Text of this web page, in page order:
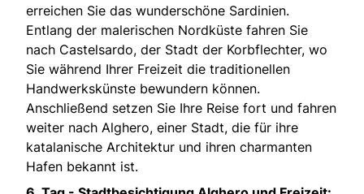
erreichen Sie das wunderschöne Sardinien.
Entlang der malerischen Nordküste fahren Sie
nach Castelsardo, der Stadt der Korbflechter, wo
Sie während Ihrer Freizeit die traditionellen
Handwerkskünste bewundern können.
Anschließend setzen Sie Ihre Reise fort und fahren
weiter nach Alghero, einer Stadt, die für ihre
katalanische Architektur und ihren charmanten
Hafen bekannt ist.